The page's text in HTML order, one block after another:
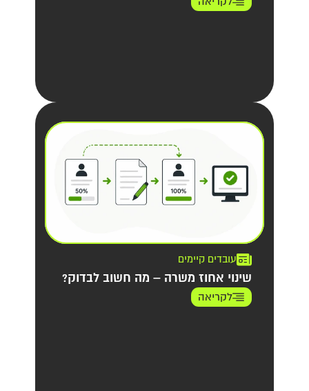
עובדים קיימים
שינוי אחוז משרה – מה חשוב לבדוק?
לקריאה